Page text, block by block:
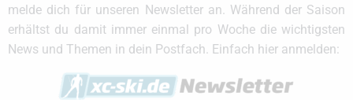
melde dich für unseren Newsletter an. Während der Saison
erhältst du damit immer einmal pro Woche die wichtigsten
News und Themen in dein Postfach. Einfach hier anmelden: